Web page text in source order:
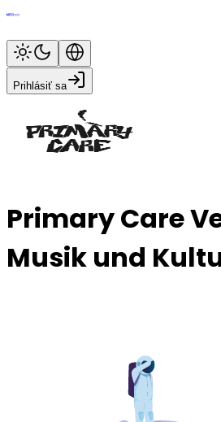
Prihlásiť sa
Primary Care
Musik und